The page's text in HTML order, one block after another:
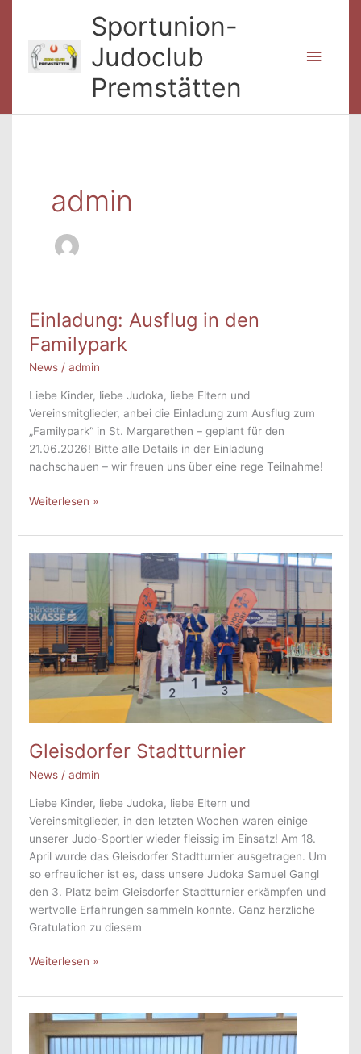
springen
Sportunion-
Judoclub
Premstätten
admin
Einladung: Ausflug in den
Familypark
News /admin
Liebe Kinder, liebe Judoka, liebe Eltern und
Vereinsmitglieder, anbei die Einladung zum Ausflug zum
„Familypark“ in St. Margarethen – geplant für den
21.06.2026! Bitte alle Details in der Einladung
nachschauen – wir freuen uns über eine rege Teilnahme!
Einladung:
in
den
Familypark
Weiterlesen »
Gleisdorfer Stadtturnier
News /admin
Liebe Kinder, liebe Judoka, liebe Eltern und
Vereinsmitglieder, in den letzten Wochen waren einige
unserer Judo-Sportler wieder fleissig im Einsatz! Am 18.
April wurde das Gleisdorfer Stadtturnier ausgetragen. Um
so erfreulicher ist es, dass unsere Judoka Samuel Gangl
den 3. Platz beim Gleisdorfer Stadtturnier erkämpfen und
wertvolle Erfahrungen sammeln konnte. Ganz herzliche
Gratulation zu diesem
Gleisdorfer
Weiterlesen »